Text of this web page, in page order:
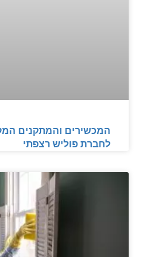
המכשירים והמתקנים
לחברת פוליש רצפתי